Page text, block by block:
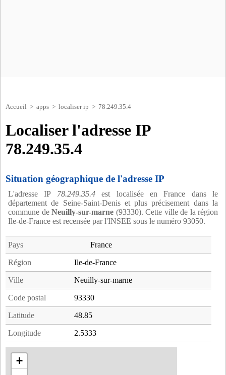
Accueil > apps > localiser ip > 78.249.35.4
Localiser l'adresse IP
78.249.35.4
Situation géographique de l'adresse IP
L'adresse IP 78.249.35.4est localisée en France dans le
département de Seine-Saint-Denis et plus précisement dans la
commune de Neuilly-sur-marne (93330). Cette ville de la région
Ile-de-France est recensée par l'INSEE sous le numéro 93050.
Pays France
Région Ile-de-France
Ville Neuilly-sur-marne
Code postal 93330
Latitude 48.85
Longitude 2.5333
+